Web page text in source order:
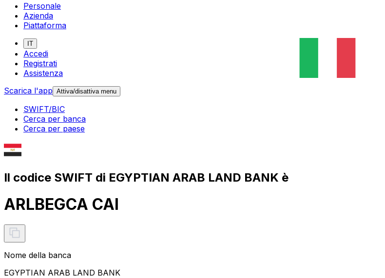
Personale
Azienda
Piattaforma
IT
Accedi
Registrati
Assistenza
Scarica l'app Attiva/disattiva menu
SWIFT/BIC
Cerca per banca
Cerca per paese
Il codice SWIFT di EGYPTIAN ARAB LAND BANK è
ARLBEGCA CAI
Nome della banca
EGYPTIAN ARAB LAND BANK